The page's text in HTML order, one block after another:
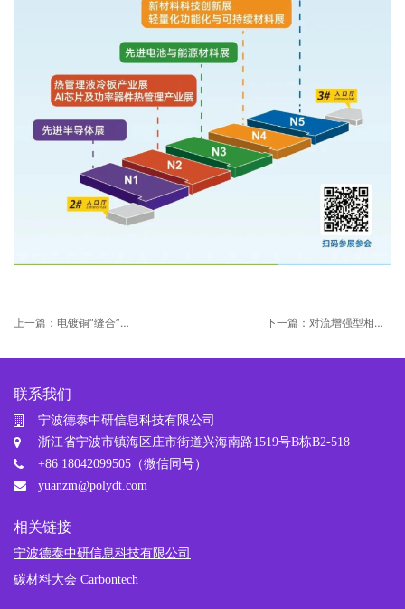
上一篇：电镀铜“缝合”金
下一篇：对流增强型相变
联系我们
宁波德泰中研信息科技有限公司
浙江省宁波市镇海区庄市街道兴海南路1519号B栋B2-518
+86 18042099505（微信同号）
yuanzm@polydt.com
相关链接
宁波德泰中研信息科技有限公司
碳材料大会 Carbontech